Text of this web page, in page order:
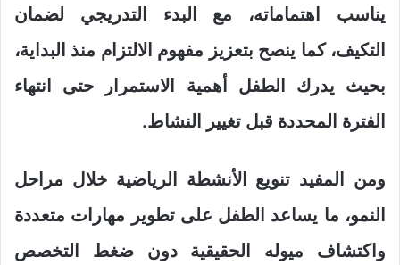
يناسب اهتماماته، مع البدء التدريجي لضمان
التكيف، كما ينصح بتعزيز مفهوم الالتزام منذ البداية،
بحيث يدرك الطفل أهمية الاستمرار حتى انتهاء
الفترة المحددة قبل تغيير النشاط.
ومن المفيد تنويع الأنشطة الرياضية خلال مراحل
النمو، ما يساعد الطفل على تطوير مهارات متعددة
واكتشاف ميوله الحقيقية دون ضغط التخصص